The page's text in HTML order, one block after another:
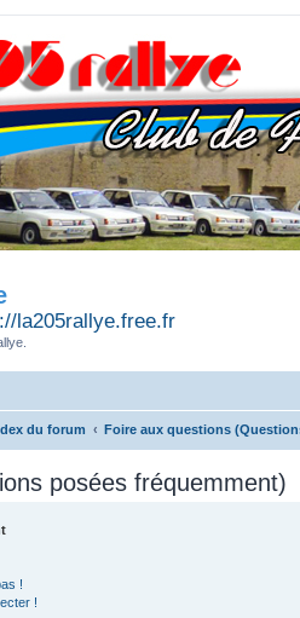
la205rallye.free.fr
du forum Foire aux questions
posées fréquemment)
!
!